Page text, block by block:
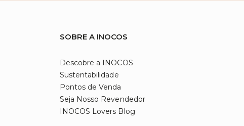
SOBRE A INOCOS
Descobre a INOCOS
Sustentabilidade
Pontos de Venda
Seja Nosso Revendedor
INOCOS Lovers Blog